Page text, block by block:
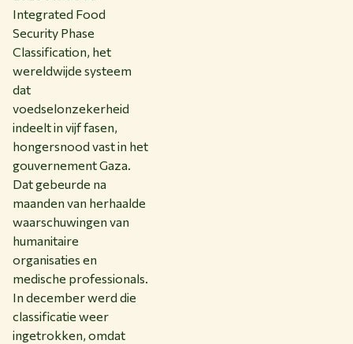
Integrated Food
Security Phase
Classification, het
wereldwijde systeem
dat
voedselonzekerheid
indeelt in vijf fasen,
hongersnood vast in het
gouvernement Gaza.
Dat gebeurde na
maanden van herhaalde
waarschuwingen van
humanitaire
organisaties en
medische professionals.
In december werd die
classificatie weer
ingetrokken, omdat